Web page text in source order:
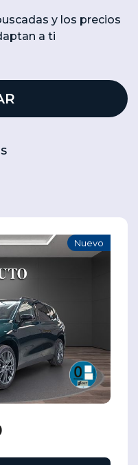
y los precios
a ti
Nuevo